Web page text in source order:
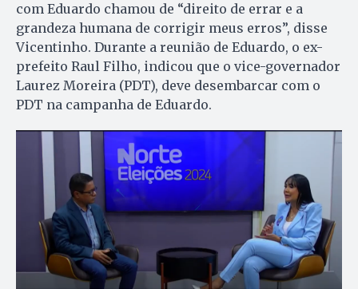
com Eduardo chamou de “direito de errar e a
grandeza humana de corrigir meus erros”, disse
Vicentinho. Durante a reunião de Eduardo, o ex-
prefeito Raul Filho, indicou que o vice-governador
Laurez Moreira (PDT), deve desembarcar com o
PDT na campanha de Eduardo.